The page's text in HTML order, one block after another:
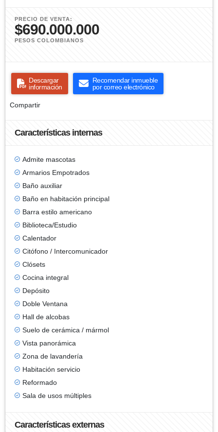
PRECIO DE VENTA:
$690.000.000
PESOS COLOMBIANOS
Descargar
información
Recomendar inmueble
por correo electrónico
Compartir
Características internas
Admite mascotas
Armarios Empotrados
Baño auxiliar
Baño en habitación principal
Barra estilo americano
Biblioteca/Estudio
Calentador
Citófono / Intercomunicador
Clósets
Cocina integral
Depósito
Doble Ventana
Hall de alcobas
Suelo de cerámica / mármol
Vista panorámica
Zona de lavandería
Habitación servicio
Reformado
Sala de usos múltiples
Características externas